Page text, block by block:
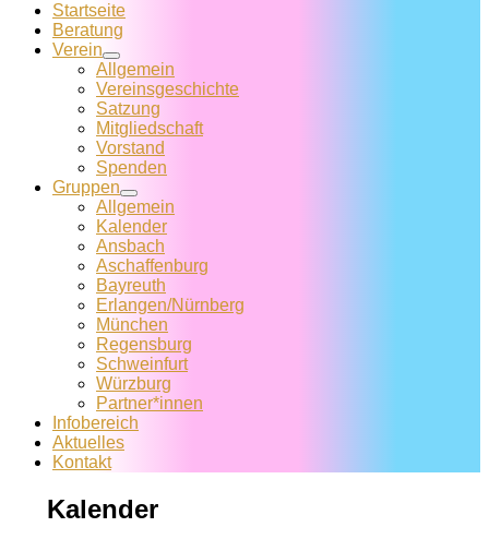
Startseite
Beratung
Verein
Allgemein
Vereins­geschichte
Satzung
Mitglied­schaft
Vorstand
Spenden
Gruppen
Allgemein
Kalender
Ansbach
Aschaffenburg
Bayreuth
Erlangen/Nürnberg
München
Regensburg
Schweinfurt
Würzburg
Partner*innen
Infobereich
Aktuelles
Kontakt
Kalender